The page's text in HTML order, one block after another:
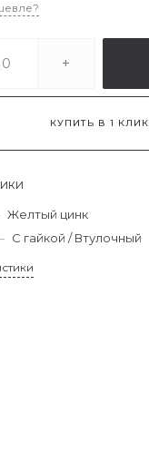
+
КУПИТЬ В 1 КЛИК
Желтый цинк
С гайкой / Втулочный